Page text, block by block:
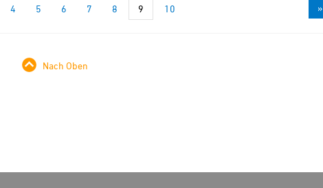
4 5 6 7 8 9 10 »
Nach Oben